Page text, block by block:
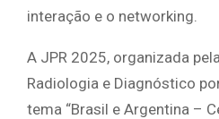
interação e o networking.
A JPR 2025, organizada
Radiologia e Diagnóstico
tema “Brasil e Argentina –